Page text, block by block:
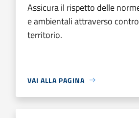
Assicura il rispetto delle
e ambientali attraverso
territorio.
VAI ALLA PAGINA